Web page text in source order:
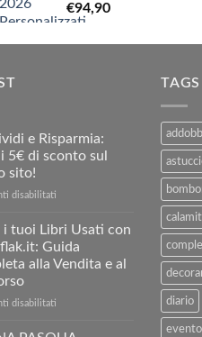
€94,90
e Risparmia:
5€ di sconto sul
sito!
disabilitati
Risparmia:
5€
nostro
i tuoi Libri Usati con
Guida
alla Vendita e al
disabilitati
i
diario
evento